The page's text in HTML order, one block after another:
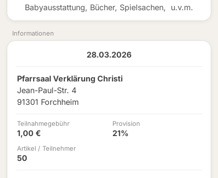
Babyausstattung, Bücher, Spielsachen, u.v.m.
Informationen
28.03.2026
Pfarrsaal Verklärung Christi
Jean-Paul-Str. 4
91301 Forchheim
Teilnahmegebühr
1,00 €
Provision
21%
Artikel / Teilnehmer
50